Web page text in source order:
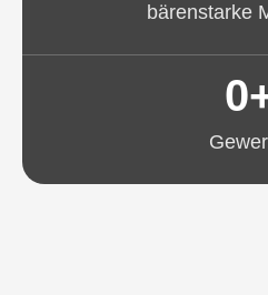
bärenstarke
0